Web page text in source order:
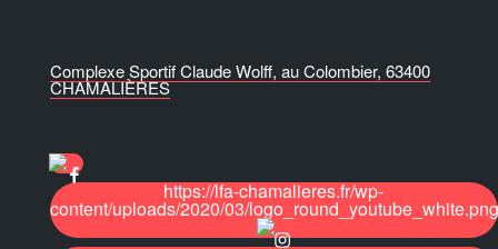
Complexe Sportif Claude Wolff, au Colombier, 63400
CHAMALIÈRES
https://lfa-chamalieres.fr/wp-
content/uploads/2020/03/logo_round_youtube_white.png